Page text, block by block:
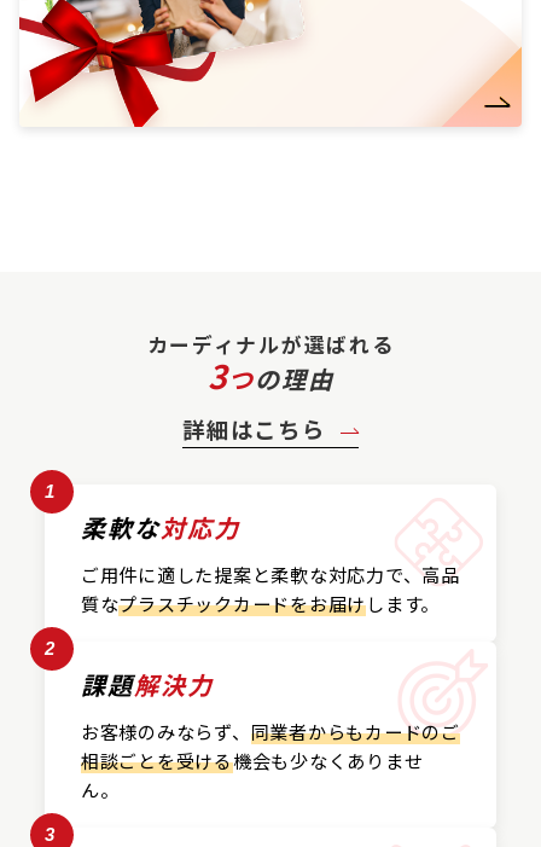
カーディナルが選ばれる
3つの理由
詳細はこちら
1
柔軟な対応力
ご用件に適した提案と柔軟な対応力で、高品
質なプラスチックカードをお届けします。
2
課題解決力
お客様のみならず、 同業者からもカードのご
相談ごとを受ける機会も少なくありませ
ん。
3